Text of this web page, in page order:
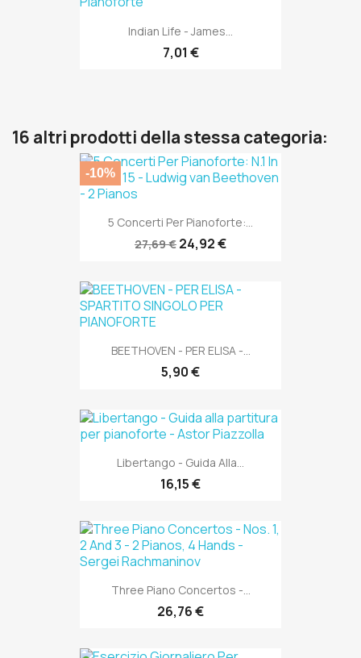
Indian Life - James...
7,01 €
16 altri prodotti della stessa categoria:
5 Concerti Per Pianoforte:...
27,69 € 24,92 €
-10%
BEETHOVEN - PER ELISA -...
5,90 €
Libertango - Guida Alla...
16,15 €
Three Piano Concertos -...
26,76 €